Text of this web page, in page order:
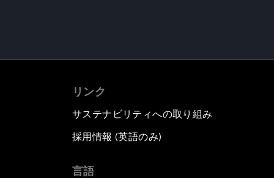
リンク
サステナビリティへの取り組み
採用情報 (英語のみ)
言語